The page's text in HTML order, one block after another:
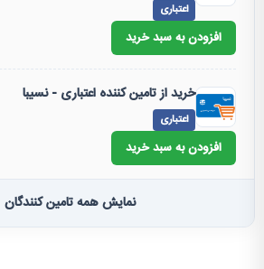
اعتباری
افزودن به سبد خرید
خرید از تامین کننده اعتباری - نسیبا
اعتباری
افزودن به سبد خرید
نمایش همه تامین